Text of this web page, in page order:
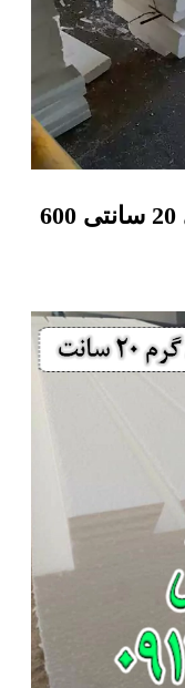
فروش یونولیت تیرچه فلزی 20 سانتی 600